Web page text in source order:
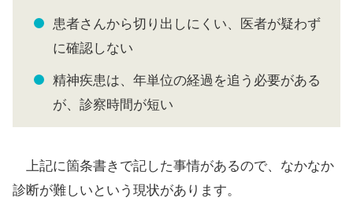
患者さんから切り出しにくい、医者が疑わず
に確認しない
精神疾患は、年単位の経過を追う必要がある
が、診察時間が短い
上記に箇条書きで記した事情があるので、なかなか
診断が難しいという現状があります。